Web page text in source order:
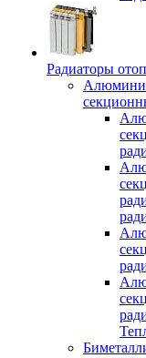
Радиаторы